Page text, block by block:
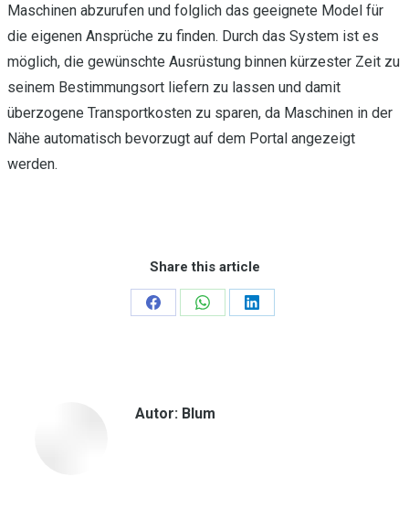
Maschinen abzurufen und folglich das geeignete Model für
die eigenen Ansprüche zu finden. Durch das System ist es
möglich, die gewünschte Ausrüstung binnen kürzester Zeit zu
seinem Bestimmungsort liefern zu lassen und damit
überzogene Transportkosten zu sparen, da Maschinen in der
Nähe automatisch bevorzugt auf dem Portal angezeigt
werden.
Share this article
Teilen
Teilen
Teilen
Autor: Blum